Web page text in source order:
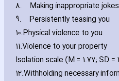
8.
Making inappropriate
9.
Persistently teasing you
10.Physical violence to you
11.Violence to your property
Isolation scale (M = 1.77; SD =
12.Withholding necessary